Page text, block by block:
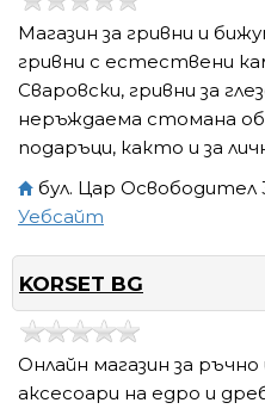
Магазин за гривни и
гривни с естествени
Сваровски, гривни за
неръждаема стомана
подаръци, както и за
бул. Цар Освободител
Уебсайт
KORSET BG
Онлайн магазин за
аксесоари на едро и